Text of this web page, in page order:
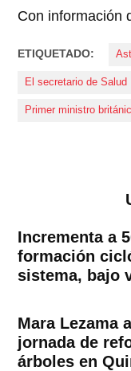
Con información
ETIQUETADO:
El secretario de Salud
Primer ministro
Incrementa a
formación
sistema, bajo
Mara Lezama
jornada de
árboles en